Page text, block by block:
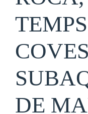
COVES
DE